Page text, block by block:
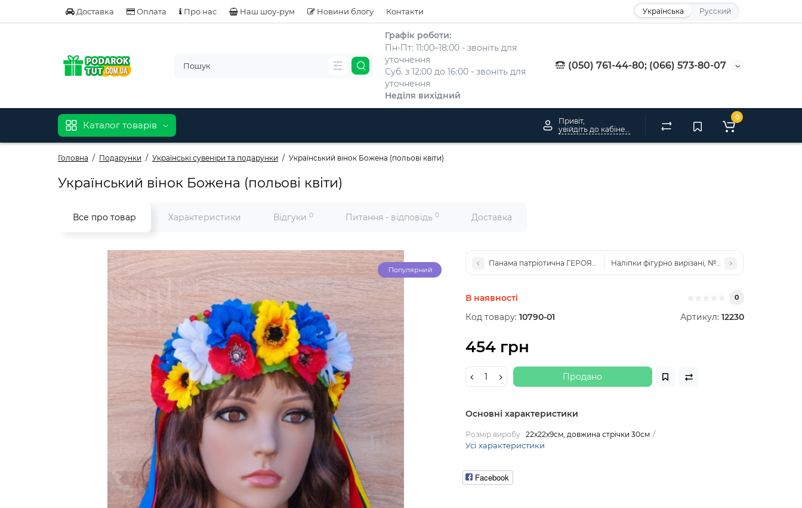
Доставка Оплата Про нас Наш шоу-рум Новини блогу Контакти Українська Русский
Графік роботи:
Пн-Пт: 11:00–18:00 - звоніть для
уточнення
Суб. з 12:00 до 16:00 - звоніть для
уточнення
Неділя вихідний
(050) 761-44-80; (066) 573-80-07
Каталог товарів
Привіт,
0
Головна Подарунки Українські сувеніри та подарунки Український вінок Божена (польові квіти)
Український вінок Божена (польові квіти)
Все про товар Характеристики Відгуки 0 Питання - відповідь 0 Доставка
Популярний
Панама патріотична ГЕРОЯМ СЛАВАНаліпки фігурно вирізані, №2 СЛАВА УКРАЇНІ! А5
В наявності 0
Код товару: 10790-01 Артикул: 12230
454 грн
Продано
Основні характеристики
Розмір виробу 22х22х9см, довжина стрічки 30см
Усі характеристики
Facebook